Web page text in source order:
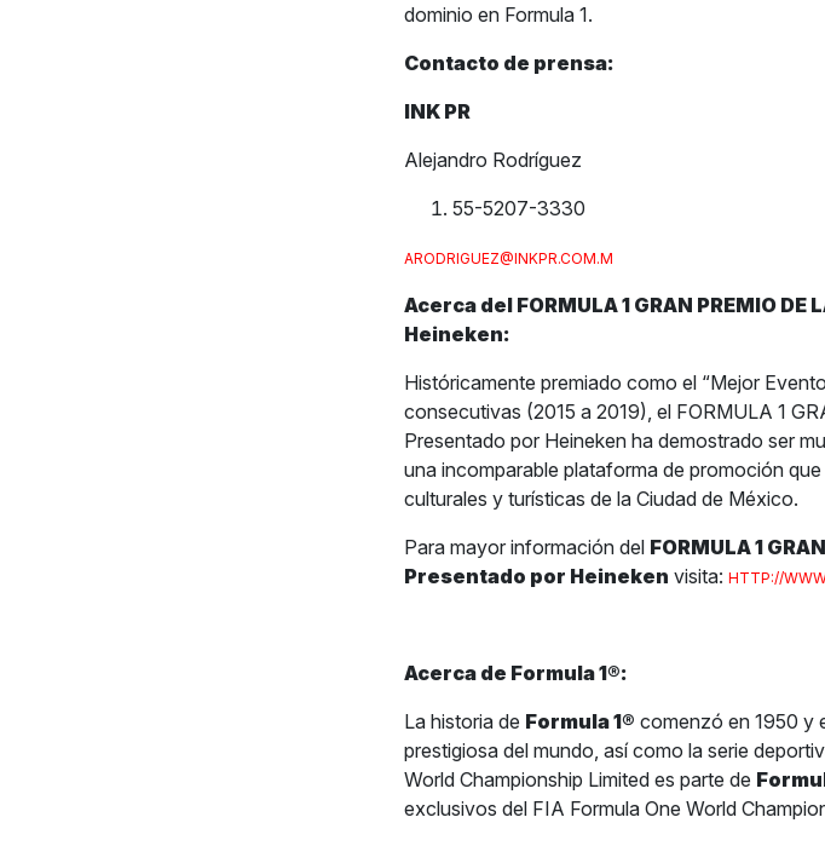
dominio en Formula 1.
Contacto de prensa:
INK PR
Alejandro Rodríguez
55-5207-3330
ARODRIGUEZ@INKPR.COM.M
Acerca del FORMULA 1 GRAN PREMIO
Heineken:
Históricamente premiado como el “Mejor
consecutivas (2015 a 2019), el FORMULA 1
Presentado por Heineken ha demostrado ser
una incomparable plataforma de promoción
culturales y turísticas de la Ciudad de México.
Para mayor información del FORMULA 1
Presentado por Heineken visita: HTTP://
Acerca de Formula 1®:
La historia de Formula 1® comenzó en 1950 y
prestigiosa del mundo, así como la serie
World Championship Limited es parte de
exclusivos del FIA Formula One World